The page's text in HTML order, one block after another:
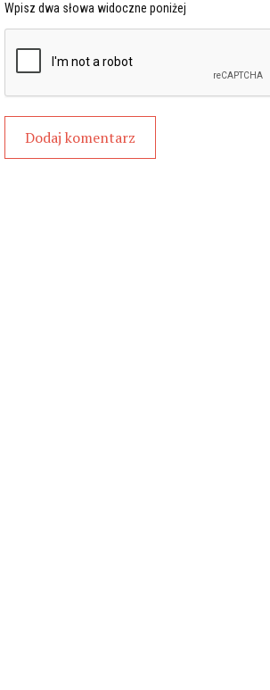
Wpisz dwa słowa widoczne poniżej